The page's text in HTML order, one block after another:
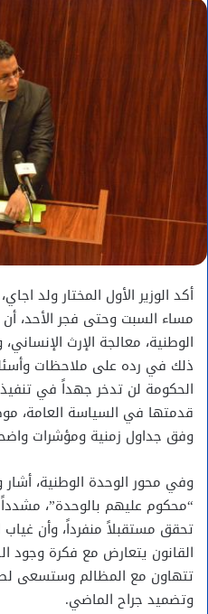
إلكترونيا
أكد الوزير الأول المختار ولد
مساء السبت وحتى فجر الأحد، أن
الوطنية، معالجة الإرث
ذلك في رده على ملاحظات
الحكومة لن تدخر جهداً في
قدمتها في السياسة العامة،
وفق جداول زمنية ومؤشرات
وفي محور الوحدة الوطنية، أشار
“محكوم عليهم بالوحدة”،
تحقق مستقبلاً منفرداً، وأن غياب
القانون يتعارض مع فكرة وجود
تتهاون مع المظالم وستسعى
وتضميد جراح الماضي.